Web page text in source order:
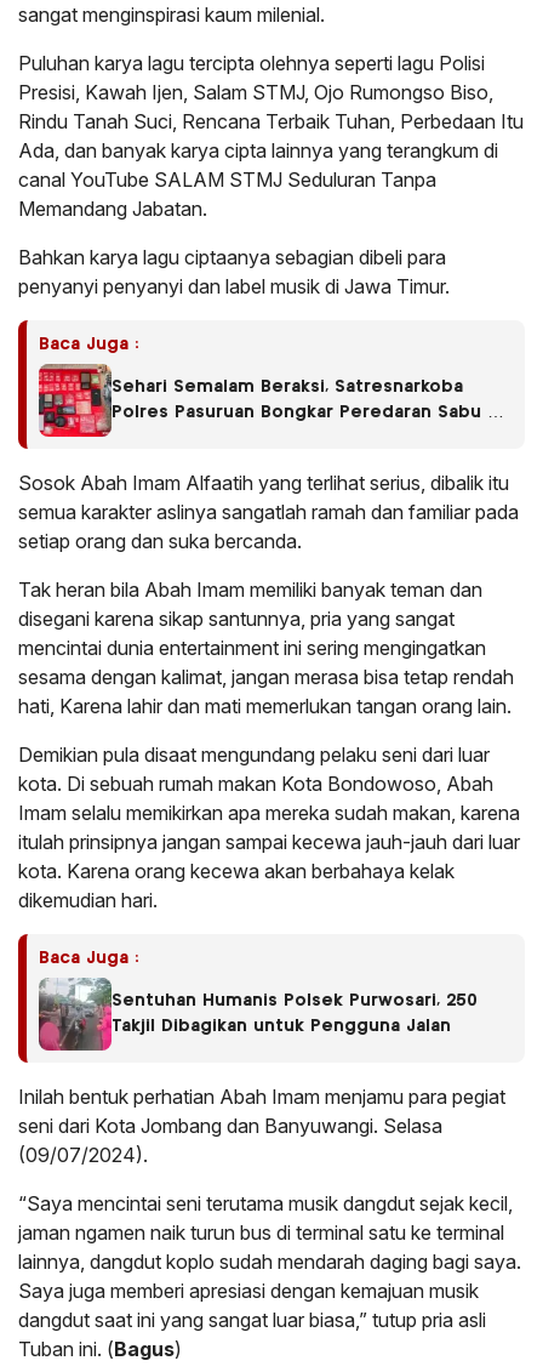
sangat menginspirasi kaum milenial.
Puluhan karya lagu tercipta olehnya seperti lagu Polisi
Presisi, Kawah Ijen, Salam STMJ, Ojo Rumongso Biso,
Rindu Tanah Suci, Rencana Terbaik Tuhan, Perbedaan Itu
Ada, dan banyak karya cipta lainnya yang terangkum di
canal YouTube SALAM STMJ Seduluran Tanpa
Memandang Jabatan.
Bahkan karya lagu ciptaanya sebagian dibeli para
penyanyi penyanyi dan label musik di Jawa Timur.
Baca Juga :
Sehari Semalam Beraksi, Satresnarkoba
Polres Pasuruan Bongkar Peredaran Sabu di
Sosok Abah Imam Alfaatih yang terlihat serius, dibalik itu
semua karakter aslinya sangatlah ramah dan familiar pada
setiap orang dan suka bercanda.
Tak heran bila Abah Imam memiliki banyak teman dan
disegani karena sikap santunnya, pria yang sangat
mencintai dunia entertainment ini sering mengingatkan
sesama dengan kalimat, jangan merasa bisa tetap rendah
hati, Karena lahir dan mati memerlukan tangan orang lain.
Demikian pula disaat mengundang pelaku seni dari luar
kota. Di sebuah rumah makan Kota Bondowoso, Abah
Imam selalu memikirkan apa mereka sudah makan, karena
itulah prinsipnya jangan sampai kecewa jauh-jauh dari luar
kota. Karena orang kecewa akan berbahaya kelak
dikemudian hari.
Baca Juga :
Sentuhan Humanis Polsek Purwosari, 250
Takjil Dibagikan untuk Pengguna Jalan
Inilah bentuk perhatian Abah Imam menjamu para pegiat
seni dari Kota Jombang dan Banyuwangi. Selasa
(09/07/2024).
“Saya mencintai seni terutama musik dangdut sejak kecil,
jaman ngamen naik turun bus di terminal satu ke terminal
lainnya, dangdut koplo sudah mendarah daging bagi saya.
Saya juga memberi apresiasi dengan kemajuan musik
dangdut saat ini yang sangat luar biasa,” tutup pria asli
Tuban ini. (Bagus)